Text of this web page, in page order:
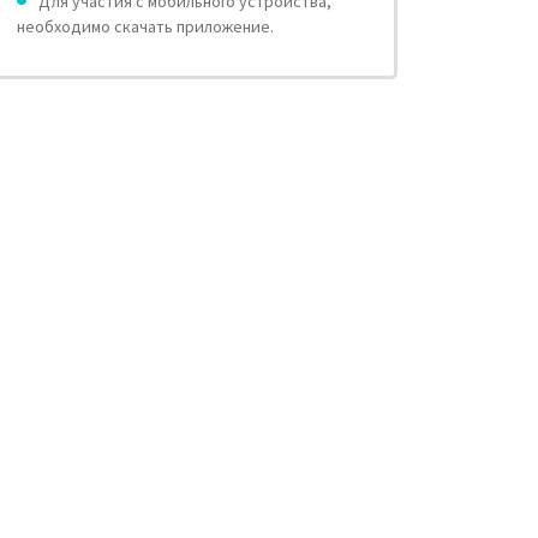
необходимо скачать приложение.